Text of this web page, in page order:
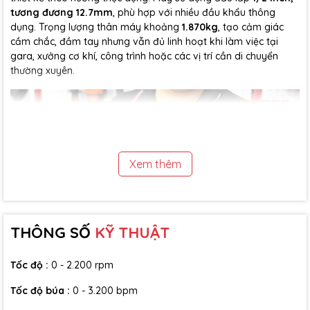
tương đương 12.7mm, phù hợp với nhiều đầu khẩu thông
dụng. Trọng lượng thân máy khoảng 1.870kg, tạo cảm giác
cầm chắc, đầm tay nhưng vẫn đủ linh hoạt khi làm việc tại
gara, xưởng cơ khí, công trình hoặc các vị trí cần di chuyển
thường xuyên.
Xem thêm
THÔNG SỐ KỸ THUẬT
Tốc độ : 0 - 2.200 rpm
Tốc độ búa : 0 - 3.200 bpm